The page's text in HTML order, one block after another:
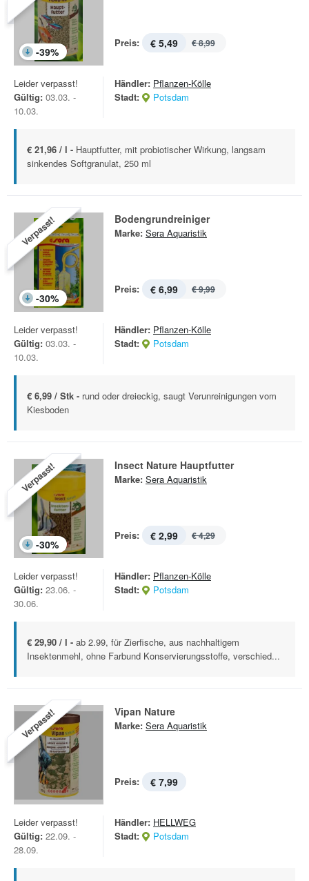
-39%
Preis: € 5,49 € 8,99
Leider verpasst!
Gültig: 03.03. -
10.03.
Händler: Pflanzen-Kölle
Stadt:
Potsdam
€ 21,96 / l - Hauptfutter, mit probiotischer Wirkung, langsam
sinkendes Softgranulat, 250 ml
Verpasst!
-30%
Bodengrundreiniger
Marke: Sera Aquaristik
Preis: € 6,99 € 9,99
Leider verpasst!
Gültig: 03.03. -
10.03.
Händler: Pflanzen-Kölle
Stadt:
Potsdam
€ 6,99 / Stk - rund oder dreieckig, saugt Verunreinigungen vom
Kiesboden
Verpasst!
-30%
Insect Nature Hauptfutter
Marke: Sera Aquaristik
Preis: € 2,99 € 4,29
Leider verpasst!
Gültig: 23.06. -
30.06.
Händler: Pflanzen-Kölle
Stadt:
Potsdam
€ 29,90 / l - ab 2.99, für Zierfische, aus nachhaltigem
Insektenmehl, ohne Farbund Konservierungsstoffe, verschied...
Verpasst! Vipan Nature
Marke: Sera Aquaristik
Preis: € 7,99
Leider verpasst!
Gültig: 22.09. -
28.09.
Händler: HELLWEG
Stadt:
Potsdam